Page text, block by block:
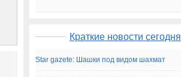
Краткие новости сегодня
Star gazete: Шашки под видом шахмат